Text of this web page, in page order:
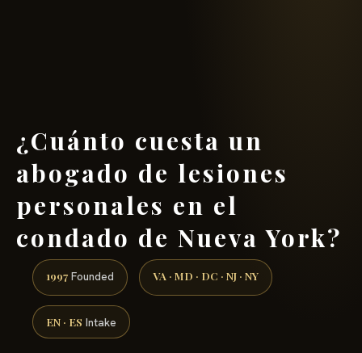
¿Cuánto cuesta un
abogado de lesiones
personales en el
condado de Nueva York?
1997 Founded VA · MD · DC · NJ · NY
EN · ES Intake